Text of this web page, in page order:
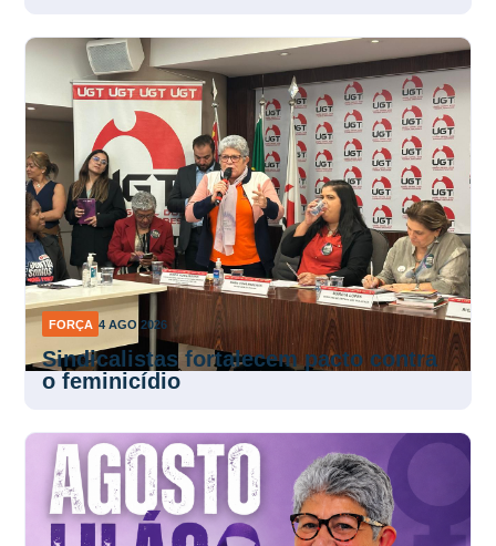
FORÇA 4 AGO 2026
Sindicalistas fortalecem pacto contra
o feminicídio